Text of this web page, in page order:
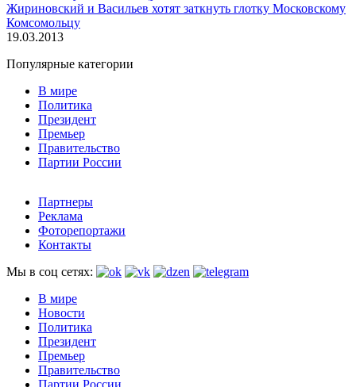
Жириновский и Васильев хотят заткнуть глотку Московскому
Комсомольцу
19.03.2013
Популярные категории
В мире
Политика
Президент
Премьер
Правительство
Партии России
Партнеры
Реклама
Фоторепортажи
Контакты
Мы в соц сетях:
В мире
Новости
Политика
Президент
Премьер
Правительство
Партии России